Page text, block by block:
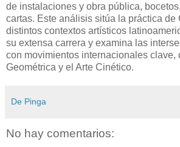
de instalaciones y obra pública,
cartas. Este análisis sitúa la práctica de
distintos contextos artísticos
su extensa carrera y examina las
con movimientos internacionales clave,
Geométrica y el Arte Cinético.
De Pinga
No hay comentarios: